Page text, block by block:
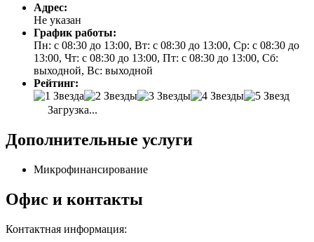
Адрес:
Не указан
График работы:
Пн: с 08:30 до 13:00, Вт: с 08:30 до 13:00, Ср: с 08:30 до
13:00, Чт: с 08:30 до 13:00, Пт: с 08:30 до 13:00, Сб:
выходной, Вс: выходной
Рейтинг:
Загрузка...
Дополнительные услуги
Микрофинансирование
Офис и контакты
Контактная информация: